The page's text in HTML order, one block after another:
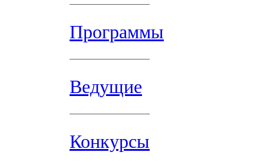
Программы
Ведущие
Конкурсы